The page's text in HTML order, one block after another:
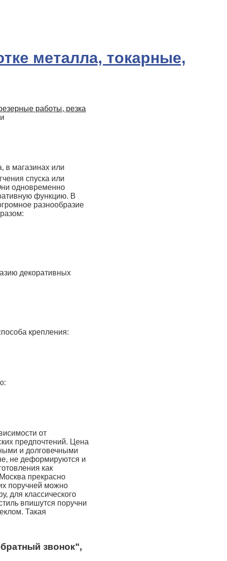
работы, резка
в магазинах или
спуска или
одновременно
функцию. В
разнообразие
декоративных
крепления:
от
предпочтений. Цена
и долговечными
не деформируются и
как
прекрасно
поручней можно
для классического
впишутся поручни
Такая
звонок",